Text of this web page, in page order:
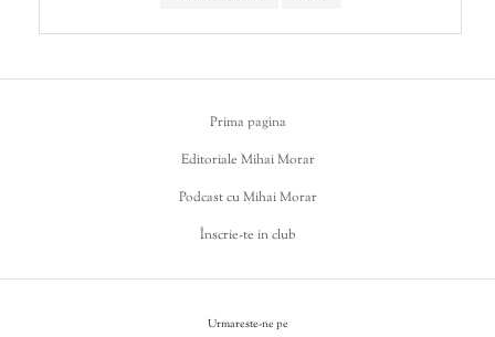
Prima pagina
Editoriale Mihai Morar
Podcast cu Mihai Morar
Înscrie-te in club
Urmareste-ne pe